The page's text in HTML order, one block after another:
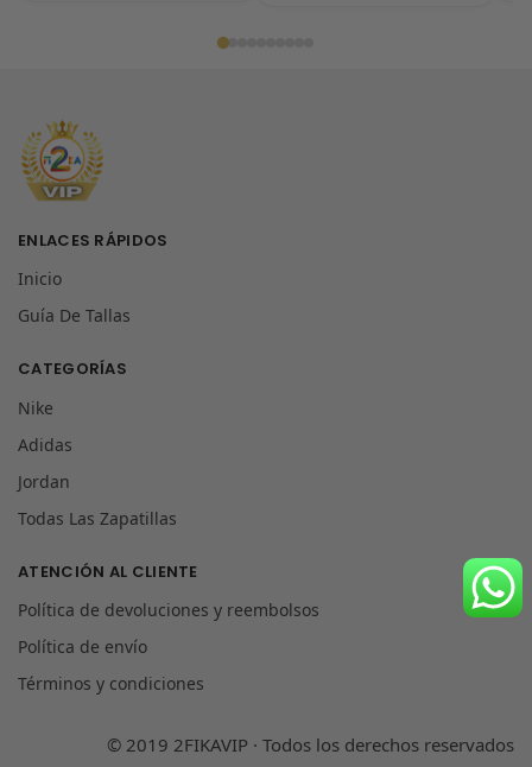
ENLACES RÁPIDOS
Inicio
Guía De Tallas
CATEGORÍAS
Nike
Adidas
Jordan
Todas Las Zapatillas
ATENCIÓN AL CLIENTE
Política de devoluciones y reembolsos
Política de envío
Términos y condiciones
© 2019 2FIKAVIP · Todos los derechos reservados